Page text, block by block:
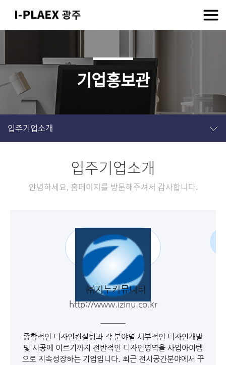
기업홍보관
입주기업소개
입주기업소개
안녕하세요, 홈페이지를 방문해주셔서 감사합니다.
㈜지누커뮤니티
http://www.izinu.co.kr
종합적인 디자인컨설팅과 각 분야별 세부적인 디자인개발
및 시공에 이르기까지 전반적인 디자인영역을 사업아이템
으로 지속성장하는 기업입니다. 최근 전시공간분야에서 꾸